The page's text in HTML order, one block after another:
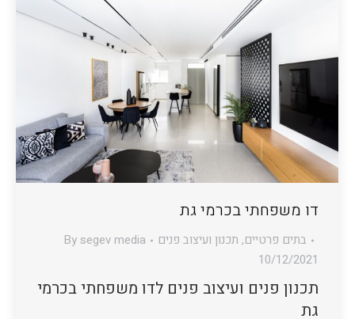
דו משפחתי בכרמי גת
בתים פרטיים, תכנון ועיצוב פנים Bysegev media
10/12/2021
תכנון פנים ועיצוב פנים לדו משפחתי בכרמי
גת